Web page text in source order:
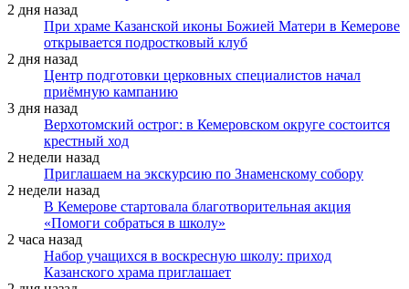
2 дня назад
При храме Казанской иконы Божией Матери в Кемерове
открывается подростковый клуб
2 дня назад
Центр подготовки церковных специалистов начал
приёмную кампанию
3 дня назад
Верхотомский острог: в Кемеровском округе состоится
крестный ход
2 недели назад
Приглашаем на экскурсию по Знаменскому собору
2 недели назад
В Кемерове стартовала благотворительная акция
«Помоги собраться в школу»
2 часа назад
Набор учащихся в воскресную школу: приход
Казанского храма приглашает